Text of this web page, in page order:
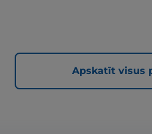
Apskatīt visus